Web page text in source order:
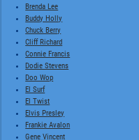
Brenda Lee
Buddy Holly
Chuck Berry
Cliff Richard
Connie Francis
Dodie Stevens
Doo Wop
El Surf
El Twist
Elvis Presley
Frankie Avalon
Gene Vincent